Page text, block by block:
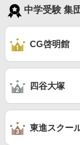
中学受験 集
CG啓明館
四谷大塚
東進スクー